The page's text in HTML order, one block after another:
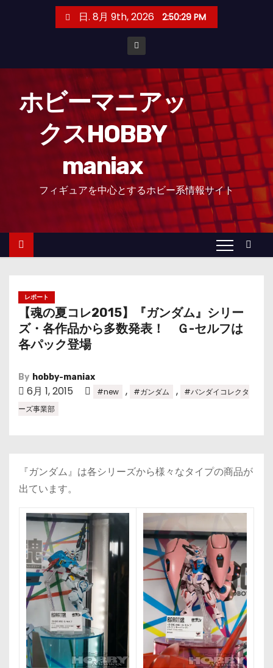
日. 8月 9th, 2026 2:50:31 PM
ホビーマニアッ
クスHOBBY
maniax
フィギュアを中心とするホビー系情報サイト
レポート
【魂の夏コレ2015】『ガンダム』シリー
ズ・各作品から多数発表！ Ｇ-セルフは
各パック登場
By hobby-maniax
6月 1, 2015 #new , #ガンダム ,
#バンダイコレクタ
ーズ事業部
『ガンダム』は各シリーズから様々なタイプの商品が
出ています。